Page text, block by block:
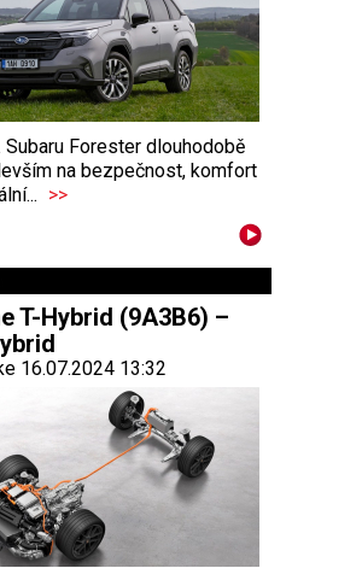
Subaru Forester dlouhodobě
na bezpečnost, komfort
>>
T-Hybrid (9A3B6) –
16.07.2024 13:32